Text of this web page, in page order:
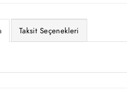
Taksit Seçenekleri